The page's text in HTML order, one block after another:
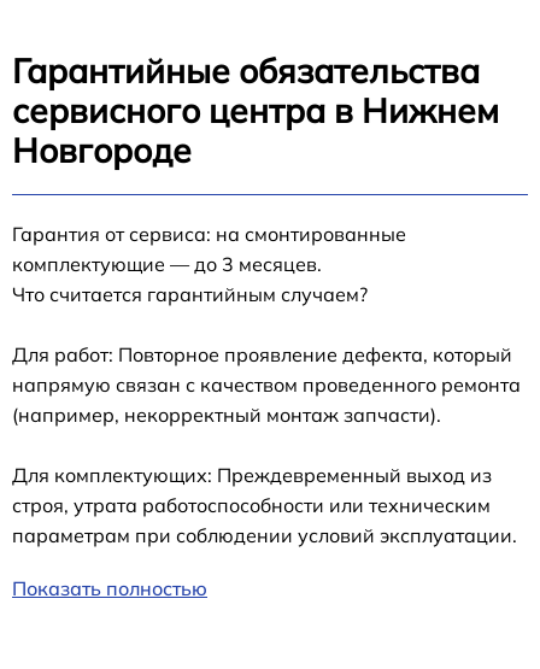
Гарантийные обязательства
сервисного центра в Нижнем
Новгороде
Гарантия от сервиса: на смонтированные
комплектующие — до 3 месяцев.
Что считается гарантийным случаем?
Для работ: Повторное проявление дефекта, который
напрямую связан с качеством проведенного ремонта
(например, некорректный монтаж запчасти).
Для комплектующих: Преждевременный выход из
строя, утрата работоспособности или техническим
параметрам при соблюдении условий эксплуатации.
Показать полностью